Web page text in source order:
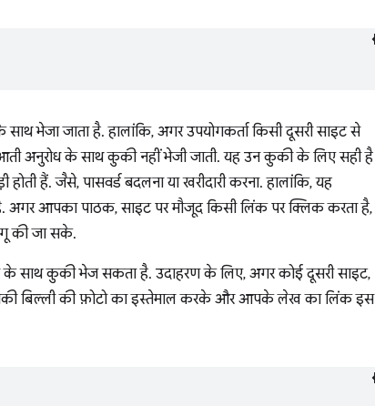
भेजा जाता है. हालांकि, अगर उपयोगकर्ता किसी दूसरी साइट से
अनुरोध के साथ कुकी नहीं भेजी जाती. यह उन कुकी के लिए सही है
हैं. जैसे, पासवर्ड बदलना या खरीदारी करना. हालांकि, यह
अगर आपका पाठक, साइट पर मौजूद किसी लिंक पर क्लिक करता है,
की जा सके.
के साथ कुकी भेज सकता है. उदाहरण के लिए, अगर कोई दूसरी साइट,
बिल्ली की फ़ोटो का इस्तेमाल करके और आपके लेख का लिंक इस